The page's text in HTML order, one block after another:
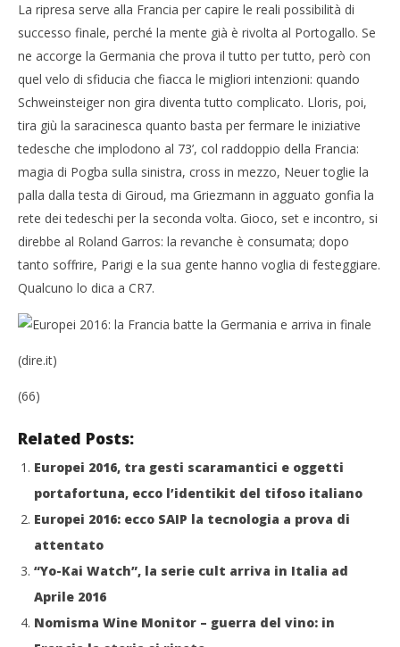
La ripresa serve alla Francia per capire le reali possibilità di
successo finale, perché la mente già è rivolta al Portogallo. Se
ne accorge la Germania che prova il tutto per tutto, però con
quel velo di sfiducia che fiacca le migliori intenzioni: quando
Schweinsteiger non gira diventa tutto complicato. Lloris, poi,
tira giù la saracinesca quanto basta per fermare le iniziative
tedesche che implodono al 73’, col raddoppio della Francia:
magia di Pogba sulla sinistra, cross in mezzo, Neuer toglie la
palla dalla testa di Giroud, ma Griezmann in agguato gonfia la
rete dei tedeschi per la seconda volta. Gioco, set e incontro, si
direbbe al Roland Garros: la revanche è consumata; dopo
tanto soffrire, Parigi e la sua gente hanno voglia di festeggiare.
Qualcuno lo dica a CR7.
(dire.it)
(66)
Related Posts:
Europei 2016, tra gesti scaramantici e oggetti
portafortuna, ecco l’identikit del tifoso italiano
Europei 2016: ecco SAIP la tecnologia a prova di
attentato
“Yo-Kai Watch”, la serie cult arriva in Italia ad
Aprile 2016
Nomisma Wine Monitor – guerra del vino: in